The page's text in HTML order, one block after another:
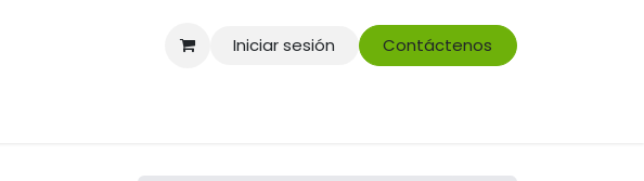
Iniciar sesión Contáctenos